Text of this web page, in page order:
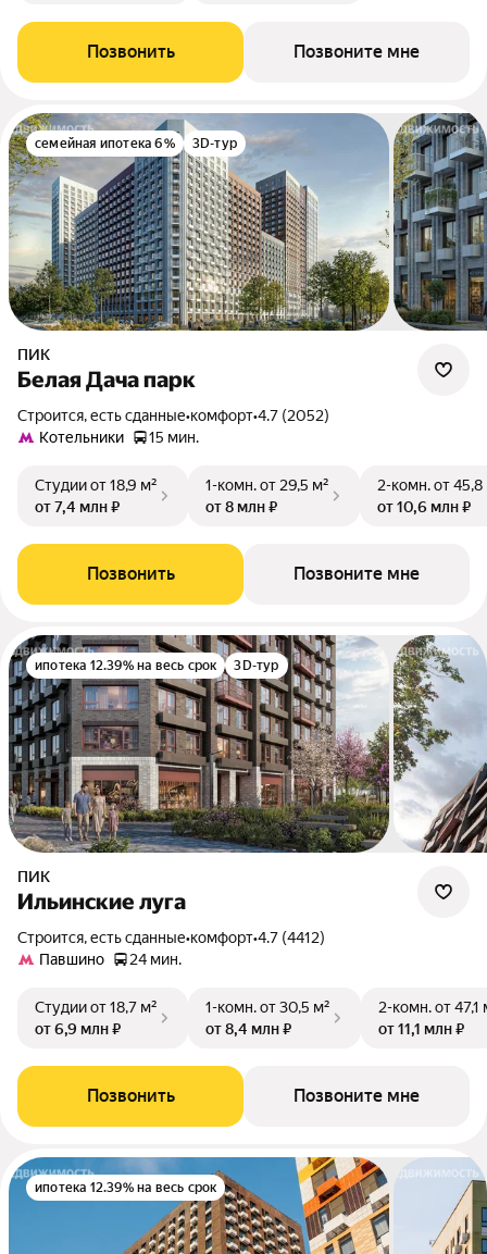
Позвонить Позвоните мне
семейная ипотека 6% 3D-тур
ПИК
Белая Дача парк
Строится, есть сданные•комфорт•4.7 (2052)
Котельники
15 мин.
Студииот 18,9 м²
от 7,4 млн ₽
1-комн.от 29,5 м²
от 8 млн ₽
2-комн.от 45,8
от 10,6 млн ₽
Позвонить Позвоните мне
ипотека 12.39% на весь срок 3D-тур
ПИК
Ильинские луга
Строится, есть сданные•комфорт•4.7 (4412)
Павшино
24 мин.
Студииот 18,7 м²
от 6,9 млн ₽
1-комн.от 30,5 м²
от 8,4 млн ₽
2-комн.от 47,1
от 11,1 млн ₽
Позвонить Позвоните мне
ипотека 12.39% на весь срок